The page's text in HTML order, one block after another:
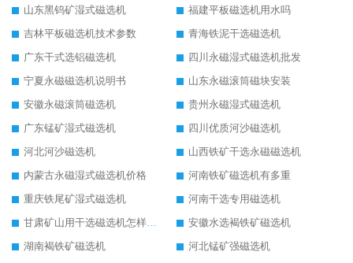
山东黑钨矿湿式磁选机
福建平板磁选机用水吗
吉林平板磁选机技术参数
青海铁泥干选磁选机
广东干式选铝磁选机
四川永磁湿式磁选机批发
宁夏永磁磁选机说明书
山东永磁滚筒磁块安装
安徽永磁滚筒磁选机
贵州永磁湿式磁选机
广东锰矿湿式磁选机
四川优质河沙磁选机
河北河沙磁选机
山西铁矿干选永磁磁选机
内蒙古永磁湿式磁选机价格
河南铁矿磁选机有多重
重庆铁尾矿湿式磁选机
河南干选专用磁选机
甘肃矿山用干选磁选机怎样调磁
安徽水选褐铁矿磁选机
湖南褐铁矿磁选机
河北锰矿强磁选机